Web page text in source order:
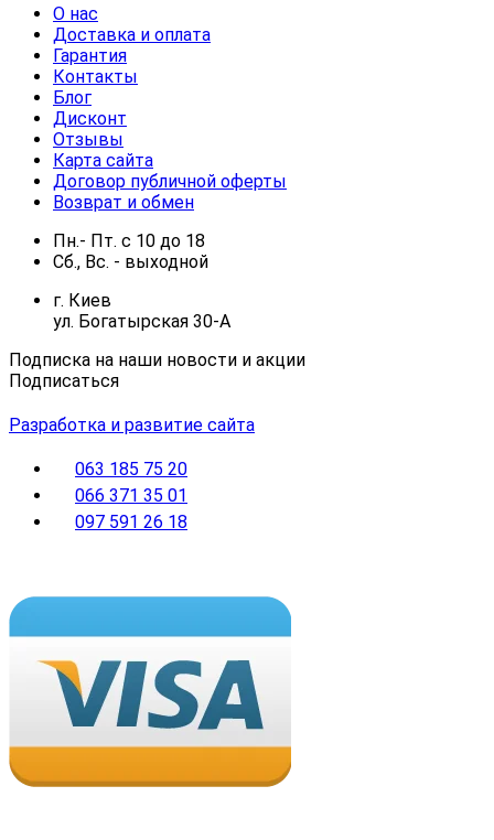
О нас
Доставка и оплата
Гарантия
Контакты
Блог
Дисконт
Отзывы
Карта сайта
Договор публичной оферты
Возврат и обмен
Пн.- Пт. с 10 до 18
Сб., Вс. - выходной
г. Киев
ул. Богатырская 30-А
Подписка на наши новости и акции
Подписаться
Разработка и развитие сайта
063 185 75 20
066 371 35 01
097 591 26 18